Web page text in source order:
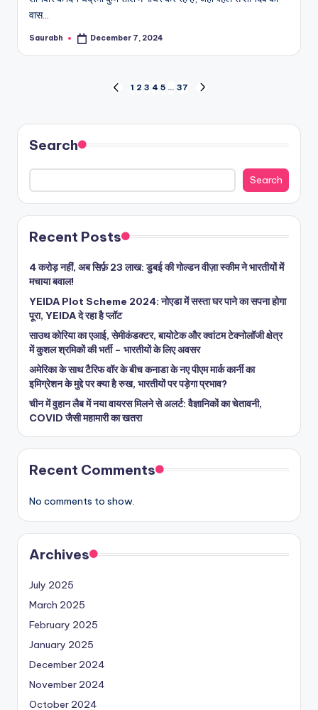
वास…
Posted
Saurabh December 7, 2024
pagination
PREVIOUS
1 2 3 4 5 … 37
Search
Search
Recent Posts
4 करोड़ नहीं, अब सिर्फ़ 23 लाख: डुबई की गोल्डन वीज़ा स्कीम ने भारतीयों में
मचाया बवाल!
YEIDA Plot Scheme 2024: नोएडा में सस्ता घर पाने का सपना होगा
पूरा, YEIDA दे रहा है प्लॉट
साउथ कोरिया का एआई, सेमीकंडक्टर, बायोटेक और क्वांटम टेक्नोलॉजी क्षेत्र
में कुशल श्रमिकों की भर्ती – भारतीयों के लिए अवसर
अमेरिका के साथ टैरिफ वॉर के बीच कनाडा के नए पीएम मार्क कार्नी का
इमिग्रेशन के मुद्दे पर क्या है रुख, भारतीयों पर पड़ेगा प्रभाव?
चीन में वुहान लैब में नया वायरस मिलने से अलर्ट: वैज्ञानिकों का चेतावनी,
COVID जैसी महामारी का खतरा
Recent Comments
No comments to show.
Archives
July 2025
March 2025
February 2025
January 2025
December 2024
November 2024
October 2024